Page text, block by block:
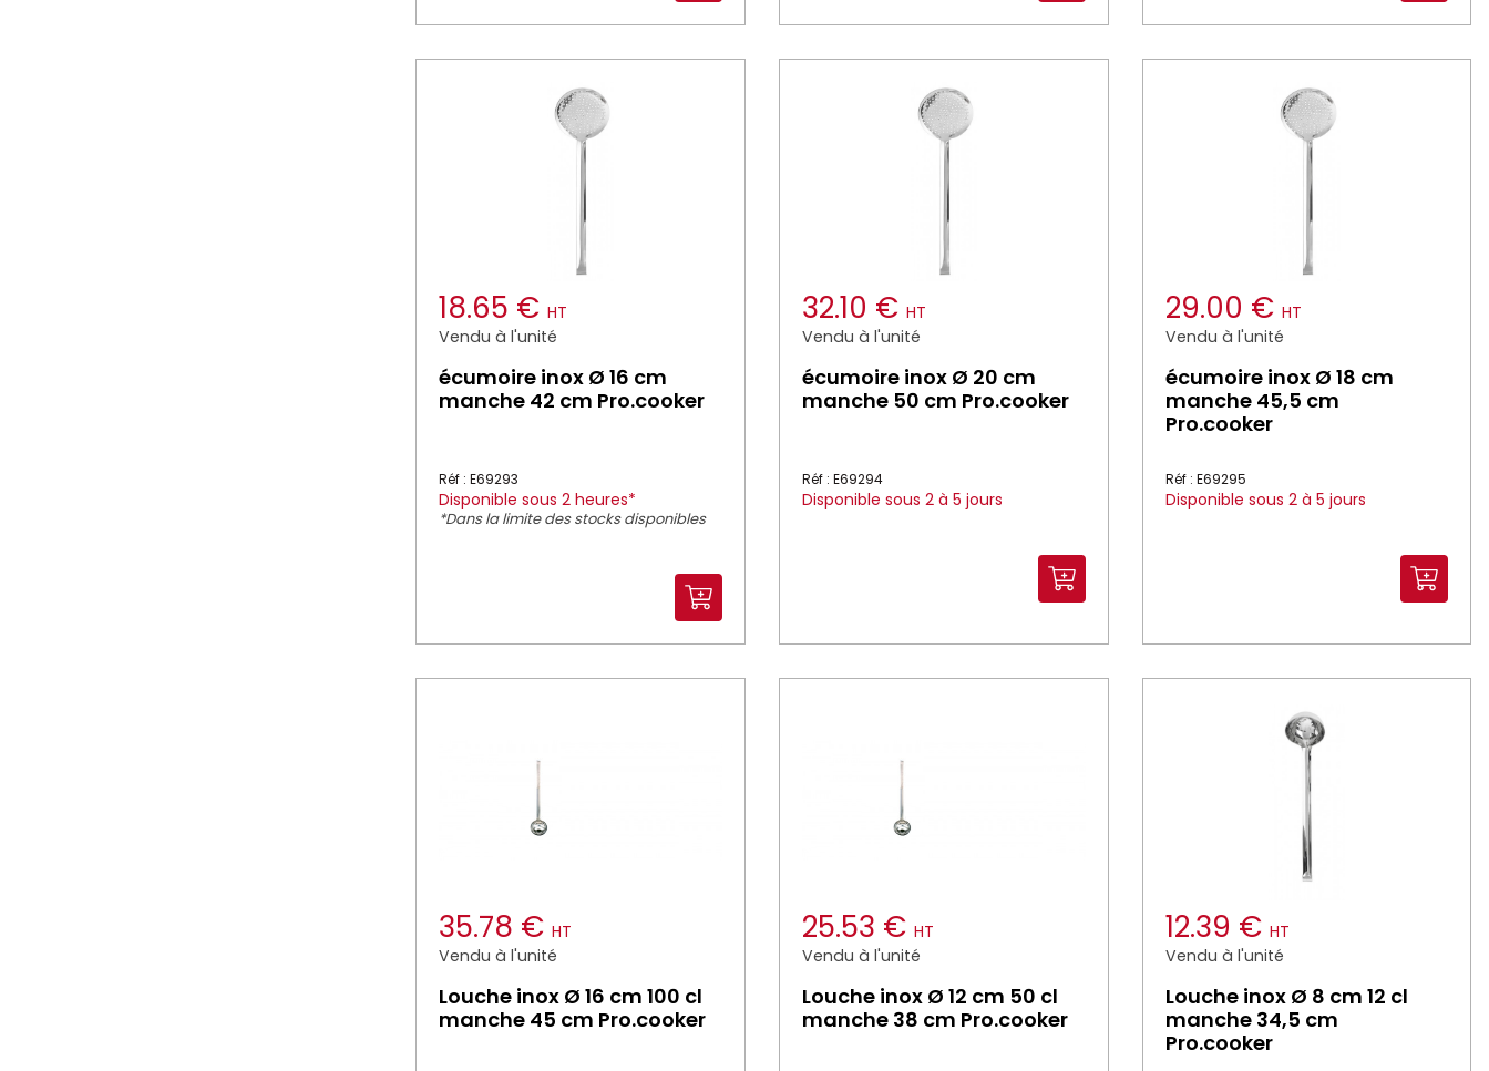
18.65 € HT
Vendu à l'unité
écumoire inox Ø 16 cm
manche 42 cm Pro.cooker
Réf : E69293
Disponible sous 2 heures*
*Dans la limite des stocks disponibles
32.10 € HT
Vendu à l'unité
écumoire inox Ø 20 cm
manche 50 cm Pro.cooker
Réf : E69294
Disponible sous 2 à 5 jours
29.00 € HT
Vendu à l'unité
écumoire inox Ø 18 cm
manche 45,5 cm
Pro.cooker
Réf : E69295
Disponible sous 2 à 5 jours
35.78 € HT
Vendu à l'unité
Louche inox Ø 16 cm 100 cl
manche 45 cm Pro.cooker
25.53 € HT
Vendu à l'unité
Louche inox Ø 12 cm 50 cl
manche 38 cm Pro.cooker
12.39 € HT
Vendu à l'unité
Louche inox Ø 8 cm 12 cl
manche 34,5 cm
Pro.cooker